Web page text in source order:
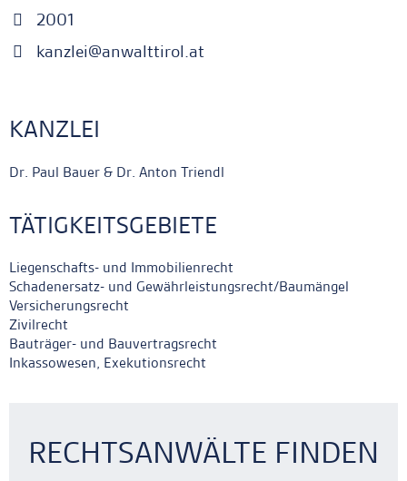
2001
kanzlei@anwalttirol.at
KANZLEI
Dr. Paul Bauer & Dr. Anton Triendl
TÄTIGKEITSGEBIETE
Liegenschafts- und Immobilienrecht
Schadenersatz- und Gewährleistungsrecht/Baumängel
Versicherungsrecht
Zivilrecht
Bauträger- und Bauvertragsrecht
Inkassowesen, Exekutionsrecht
RECHTSANWÄLTE FINDEN